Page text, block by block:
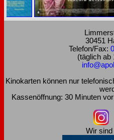
30451
Telefon/Fax:
(täglich ab
Kinokarten können nur
Kassenöffnung: 30 Minuten
Wir sind